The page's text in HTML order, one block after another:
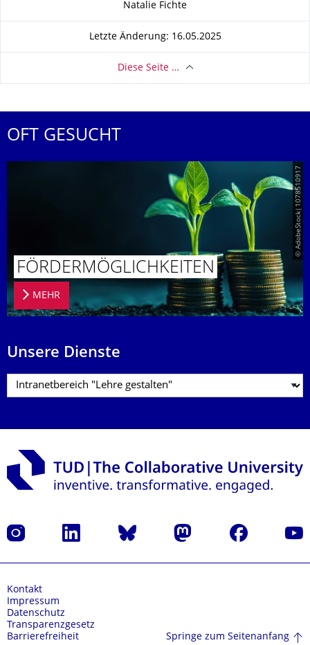
Natalie Fichte
Letzte Änderung: 16.05.2025
Diese Seite …
OFT GESUCHT
© AdobeStock|1078510917
FÖRDERMÖG­LICHKEITEN
MEHR
Unsere Dienste
Instagram LinkedIn Bluesky Mastodon Facebook
Kontakt
Impressum
Datenschutz
Transparenzgesetz
Barrierefreiheit
Springe zum Seitenanfang